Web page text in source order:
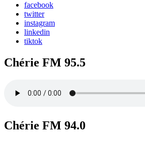
facebook
twitter
instagram
linkedin
tiktok
Chérie FM 95.5
Chérie FM 94.0